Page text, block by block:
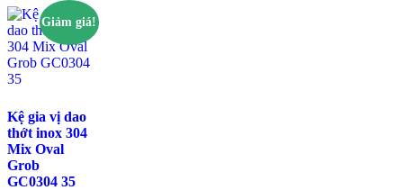
Giảm giá!
Kệ gia vị dao
thớt inox 304
Mix Oval
Grob
GC0304 35